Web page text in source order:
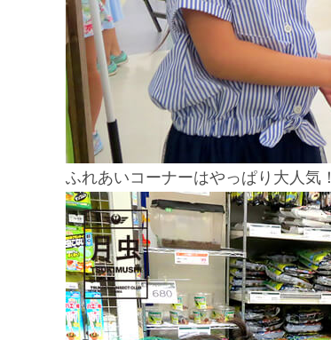
ふれあいコーナーはやっぱり大人気！